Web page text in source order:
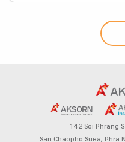
142 Soi Phrang
San Chaopho Suea, Phra